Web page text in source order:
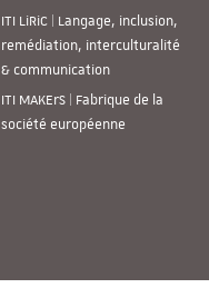
ITI LiRiC | Langage, inclusion,
remédiation, interculturalité
& communication
ITI MAKErS | Fabrique de la
société européenne